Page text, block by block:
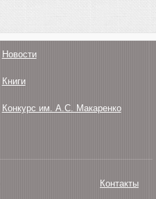
Новости
Книги
Конкурс им. А.С. Макаренко
Контакты